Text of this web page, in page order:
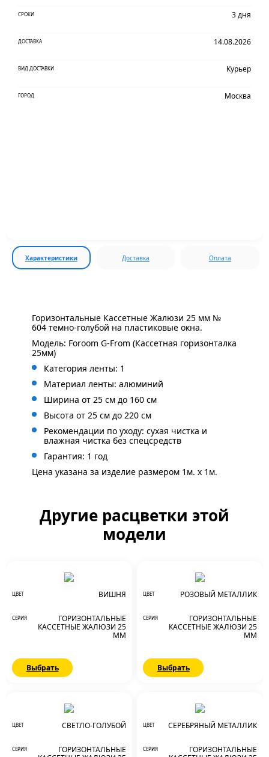
СРОКИ 3 дня
ДОСТАВКА 14.08.2026
ВИД ДОСТАВКИ Курьер
ГОРОД Москва
Характеристики Доставка Оплата
Горизонтальные Кассетные Жалюзи 25 мм №
604 темно-голубой на пластиковые окна.
Модель: Foroom G-From (Кассетная горизонталка
25мм)
Категория ленты: 1
Материал ленты: алюминий
Ширина от 25 см до 160 см
Высота от 25 см до 220 см
Рекомендации по уходу: сухая чистка и
влажная чистка без спецсредств
Гарантия: 1 год
Цена указана за изделие размером 1м. x 1м.
Другие расцветки этой
модели
ЦВЕТ ВИШНЯ
СЕРИЯ
ГОРИЗОНТАЛЬНЫЕ
КАССЕТНЫЕ ЖАЛЮЗИ 25
ММ
Выбрать
ЦВЕТ РОЗОВЫЙ МЕТАЛЛИК
СЕРИЯ
ГОРИЗОНТАЛЬНЫЕ
КАССЕТНЫЕ ЖАЛЮЗИ 25
ММ
Выбрать
ЦВЕТ СВЕТЛО-ГОЛУБОЙ
СЕРИЯ
ГОРИЗОНТАЛЬНЫЕ
ЦВЕТ СЕРЕБРЯНЫЙ МЕТАЛЛИК
СЕРИЯ
ГОРИЗОНТАЛЬНЫЕ